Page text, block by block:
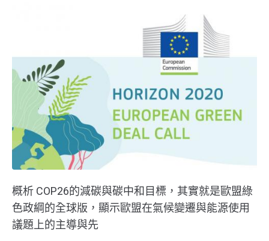
概析 COP26的減碳與碳中和目標，其實就是歐盟綠
色政綱的全球版，顯示歐盟在氣候變遷與能源使用
議題上的主導與先